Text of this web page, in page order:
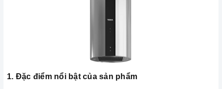
1. Đặc điểm nổi bật của sản phẩm